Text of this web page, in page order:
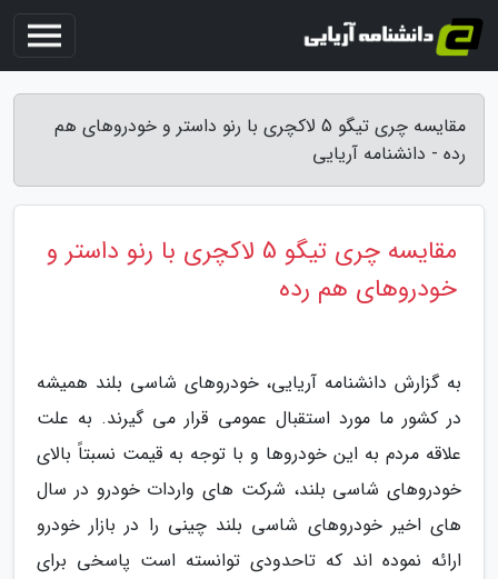
مقایسه چری تیگو 5 لاکچری با رنو داستر و خودروهای هم
رده - دانشنامه آریایی
مقایسه چری تیگو 5 لاکچری با رنو داستر و
خودروهای هم رده
به گزارش دانشنامه آریایی، خودروهای شاسی بلند همیشه
در کشور ما مورد استقبال عمومی قرار می گیرند. به علت
علاقه مردم به این خودروها و با توجه به قیمت نسبتاً بالای
خودروهای شاسی بلند، شرکت های واردات خودرو در سال
های اخیر خودروهای شاسی بلند چینی را در بازار خودرو
ارائه نموده اند که تاحدودی توانسته است پاسخی برای